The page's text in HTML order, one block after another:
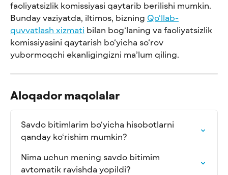
faoliyatsizlik komissiyasi qaytarib berilishi mumkin.
Bunday vaziyatda, iltimos, bizning Qo‘llab-
quvvatlash xizmati bilan bog‘laning va faoliyatsizlik
komissiyasini qaytarish bo‘yicha so‘rov
yubormoqchi ekanligingizni ma’lum qiling.
Aloqador maqolalar
Savdo bitimlarim bo‘yicha hisobotlarni
qanday ko‘rishim mumkin?
Nima uchun mening savdo bitimim
avtomatik ravishda yopildi?